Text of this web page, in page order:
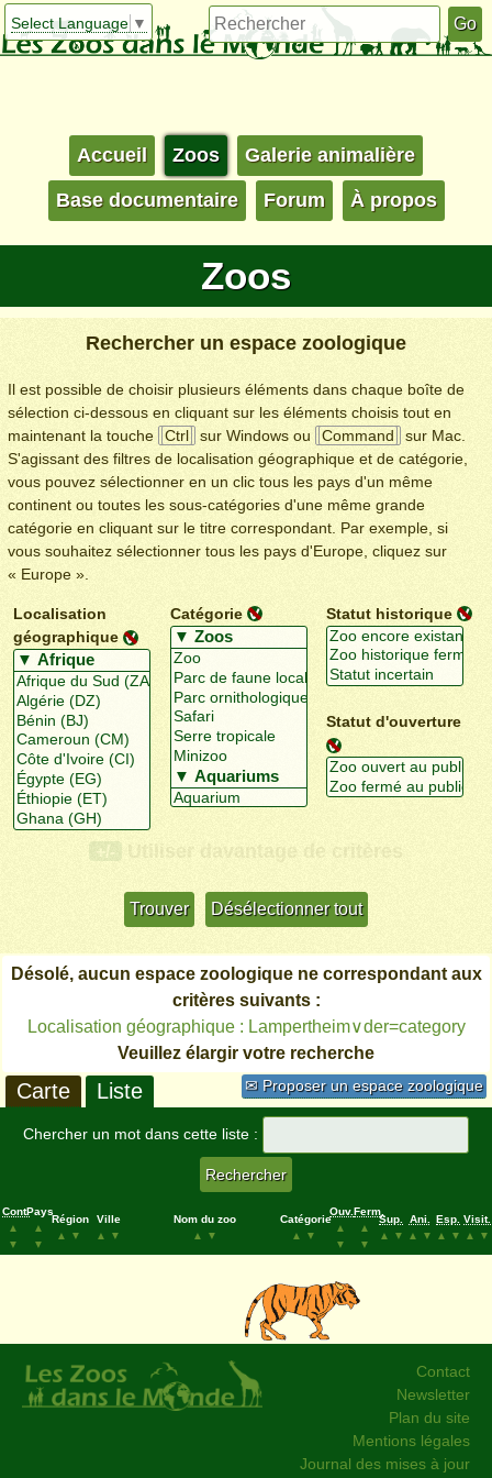
Select Language ▼
Accueil Zoos Galerie animalière
Base documentaire Forum À propos
Zoos
Rechercher un espace zoologique
Il est possible de choisir plusieurs éléments dans chaque boîte de
sélection ci-dessous en cliquant sur les éléments choisis tout en
maintenant la touche
Ctrl sur Windows ou Command
sur Mac.
S'agissant des filtres de localisation géographique et de catégorie,
vous pouvez sélectionner en un clic tous les pays d'un même
continent ou toutes les sous-catégories d'une même grande
catégorie en cliquant sur le titre correspondant. Par exemple, si
vous souhaitez sélectionner tous les pays d'Europe, cliquez sur
« Europe ».
Localisation
géographique
Catégorie Statut historique
Statut d'ouverture
+/- Utiliser davantage de critères
Désolé, aucun espace zoologique ne correspondant aux
critères suivants :
Localisation géographique : Lampertheim∨der=category
Veuillez élargir votre recherche
✉ Proposer un espace zoologique
Carte Liste
Chercher un mot dans cette liste :
Cont.
▲
▼
Pays
▲
▼
Région
▲
▼
Ville
▲
▼
Nom du zoo
▲
▼
Catégorie
▲
▼
Ouv.
▲
▼
Ferm.
▲
▼
Sup.
▲
▼
Ani.
▲
▼
Esp.
▲
▼
Visit.
▲
▼
Contact
Newsletter
Plan du site
Mentions légales
Journal des mises à jour